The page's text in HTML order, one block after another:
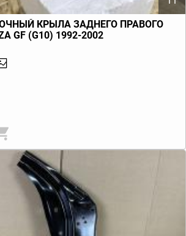
КРЫЛА ЗАДНЕГО ПРАВОГО
GF (G10) 1992-2002